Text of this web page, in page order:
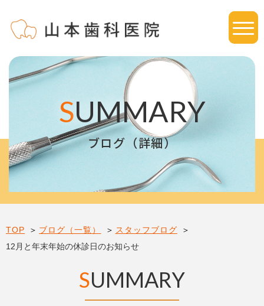
SUMMARY
ブログ（詳細）
TOP ブログ（一覧）
スタッフブログ
12月と年末年始の休診日のお知らせ
SUMMARY